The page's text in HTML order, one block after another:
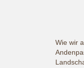
Wie wir